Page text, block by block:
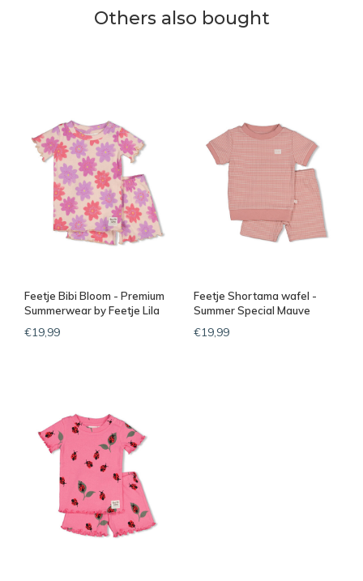
Others also bought
Feetje Bibi Bloom - Premium
Summerwear by Feetje Lila
€19,99
Feetje Shortama wafel -
Summer Special Mauve
€19,99